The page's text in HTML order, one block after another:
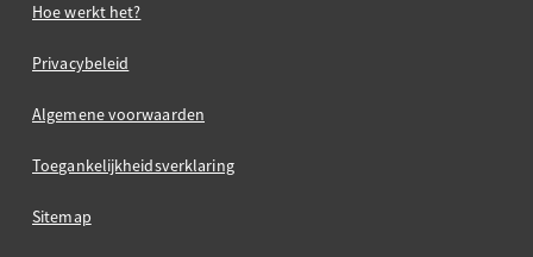
Hoe werkt het?
Privacybeleid
Algemene voorwaarden
Toegankelijkheidsverklaring
Sitemap